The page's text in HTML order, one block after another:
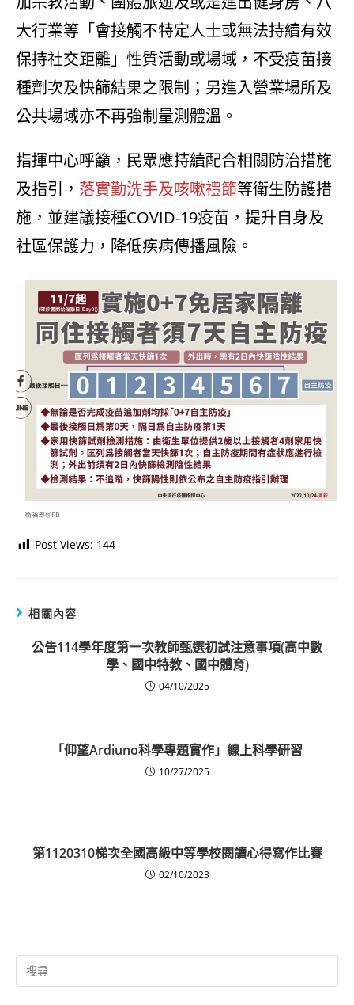
大行業等「會接觸不特定人士或無法持續有效
保持社交距離」性質活動或場域，不受疫苗接
種劑次及快篩結果之限制；另進入營業場所及
公共場域亦不再強制量測體溫。
指揮中心呼籲，民眾應持續配合相關防治措施
及指引， 落實勤洗手及咳嗽禮節等衛生防護措
施，並建議接種COVID-19疫苗，提升自身及
社區保護力，降低疾病傳播風險。
Post Views: 144
相關內容
公告114學年度第一次教師甄選初試注意事項(高中數
學、國中特教、國中體育)
04/10/2025
「仰望Ardiuno科學專題實作」線上科學研習
10/27/2025
第1120310梯次全國高級中等學校閱讀心得寫作比賽
02/10/2023
Search
for: